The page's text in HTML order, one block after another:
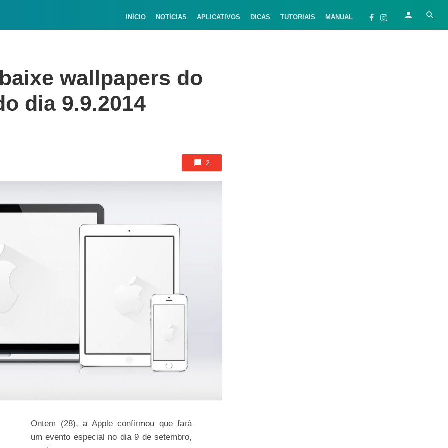
INÍCIO NOTÍCIAS APLICATIVOS DICAS TUTORIAIS MANUAL
wallpapers do
dia 9.9.2014
2
Ontem (28), a Apple confirmou que fará
um evento especial no dia 9 de setembro,